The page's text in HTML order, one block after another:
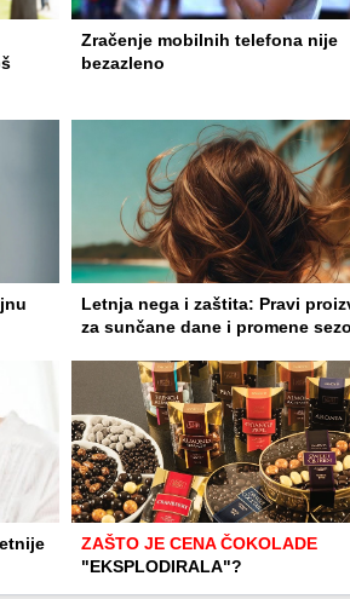
Zračenje mobilnih telefona nije
bezazleno
Letnja nega i zaštita: Pravi
za sunčane dane i promene
ZAŠTO JE CENA ČOKOLADE
"EKSPLODIRALA"?